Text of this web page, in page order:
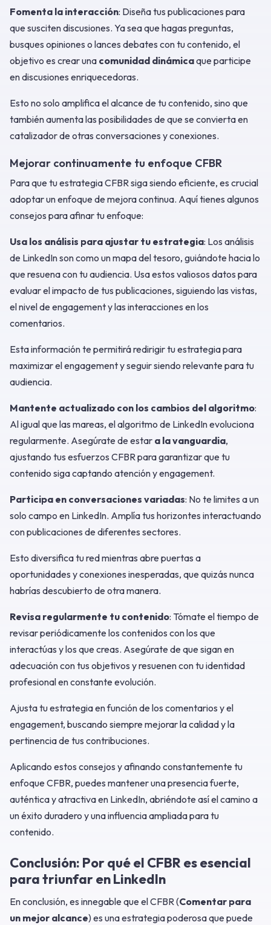
Fomenta la interacción: Diseña tus publicaciones para
que susciten discusiones. Ya sea que hagas preguntas,
busques opiniones o lances debates con tu contenido, el
objetivo es crear una comunidad dinámicaque participe
en discusiones enriquecedoras.
Esto no solo amplifica el alcance de tu contenido, sino que
también aumenta las posibilidades de que se convierta en
catalizador de otras conversaciones y conexiones.
Mejorar continuamente tu enfoque CFBR
Para que tu estrategia CFBR siga siendo eficiente, es crucial
adoptar un enfoque de mejora continua. Aquí tienes algunos
consejos para afinar tu enfoque:
Usa los análisis para ajustar tu estrategia: Los análisis
de LinkedIn son como un mapa del tesoro, guiándote hacia lo
que resuena con tu audiencia. Usa estos valiosos datos para
evaluar el impacto de tus publicaciones, siguiendo las vistas,
el nivel de engagement y las interacciones en los
comentarios.
Esta información te permitirá redirigir tu estrategia para
maximizar el engagement y seguir siendo relevante para tu
audiencia.
Mantente actualizado con los cambios del algoritmo:
Al igual que las mareas, el algoritmo de LinkedIn evoluciona
regularmente. Asegúrate de estar a la vanguardia,
ajustando tus esfuerzos CFBR para garantizar que tu
contenido siga captando atención y engagement.
Participa en conversaciones variadas: No te limites a un
solo campo en LinkedIn. Amplía tus horizontes interactuando
con publicaciones de diferentes sectores.
Esto diversifica tu red mientras abre puertas a
oportunidades y conexiones inesperadas, que quizás nunca
habrías descubierto de otra manera.
Revisa regularmente tu contenido: Tómate el tiempo de
revisar periódicamente los contenidos con los que
interactúas y los que creas. Asegúrate de que sigan en
adecuación con tus objetivos y resuenen con tu identidad
profesional en constante evolución.
Ajusta tu estrategia en función de los comentarios y el
engagement, buscando siempre mejorar la calidad y la
pertinencia de tus contribuciones.
Aplicando estos consejos y afinando constantemente tu
enfoque CFBR, puedes mantener una presencia fuerte,
auténtica y atractiva en LinkedIn, abriéndote así el camino a
un éxito duradero y una influencia ampliada para tu
contenido.
Conclusión: Por qué el CFBR es esencial
para triunfar en LinkedIn
En conclusión, es innegable que el CFBR (Comentar para
un mejor alcance) es una estrategia poderosa que puede